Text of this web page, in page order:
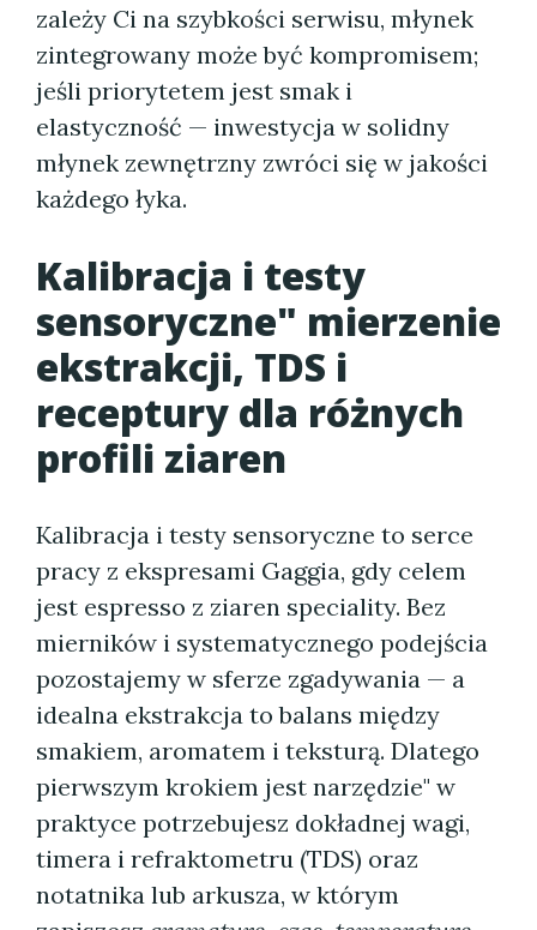
zależy Ci na szybkości serwisu, młynek
zintegrowany może być kompromisem;
jeśli priorytetem jest smak i
elastyczność — inwestycja w solidny
młynek zewnętrzny zwróci się w jakości
każdego łyka.
Kalibracja i testy
sensoryczne" mierzenie
ekstrakcji, TDS i
receptury dla różnych
profili ziaren
Kalibracja i testy sensoryczne to serce
pracy z ekspresami Gaggia, gdy celem
jest espresso z ziaren speciality. Bez
mierników i systematycznego podejścia
pozostajemy w sferze zgadywania — a
idealna ekstrakcja to balans między
smakiem, aromatem i teksturą. Dlatego
pierwszym krokiem jest narzędzie" w
praktyce potrzebujesz dokładnej wagi,
timera i refraktometru (TDS) oraz
notatnika lub arkusza, w którym